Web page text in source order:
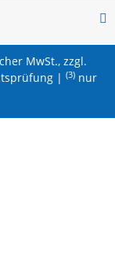
MwSt., zzgl.
| (3)nur